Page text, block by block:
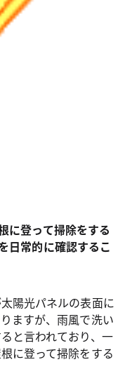
に登って掃除をする
日常的に確認するこ
陽光パネルの表面に
ますが、雨風で洗い
と言われており、一
に登って掃除をする